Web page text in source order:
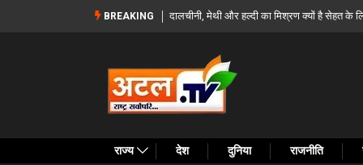
BREAKING
लिए फायदेमंद? जानिए 5 बड़े लाभ और सेवन का सही तरीकाबस्तर के दूरस्थ गांवों को सड़क से जोड़ने
राज्य देश दुनिया राजनीति